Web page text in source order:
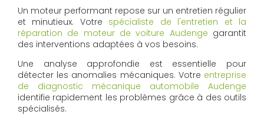
Un moteur performant repose sur un entretien régulier
et minutieux. Votre spécialiste de l'entretien et la
réparation de moteur de voiture Audenge garantit
des interventions adaptées à vos besoins.
Une analyse approfondie est essentielle pour
détecter les anomalies mécaniques. Votre entreprise
de diagnostic mécanique automobile Audenge
identifie rapidement les problèmes grâce à des outils
spécialisés.